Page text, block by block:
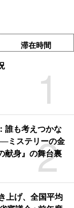
滞在時間
1
2
誰も考えつかな
ミステリーの金
献身』の舞台裏
上げ、全国平均